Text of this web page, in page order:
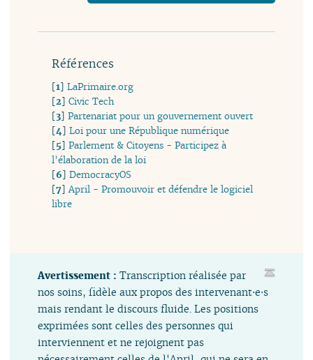
Références
[1]LaPrimaire.org
[2]Civic Tech
[3]Partenariat pour un gouvernement ouvert
[4]Loi pour une République numérique
[5]Parlement & Citoyens - Participez à
l’élaboration de la loi
[6]DemocracyOS
[7]April - Promouvoir et défendre le logiciel
libre
Avertissement :Transcription réalisée par
nos soins, fidèle aux propos des intervenant⋅e⋅s
mais rendant le discours fluide. Les positions
exprimées sont celles des personnes qui
interviennent et ne rejoignent pas